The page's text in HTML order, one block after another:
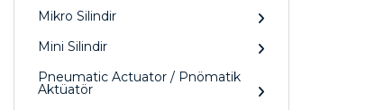
Mikro Silindir
Mini Silindir
Pneumatic Actuator / Pnömatik
Aktüatör